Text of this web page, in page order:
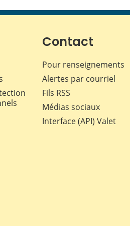
page
Facebook
page
Contact
Pour renseignements
Alertes par courriel
Fils RSS
Médias sociaux
Interface (API) Valet